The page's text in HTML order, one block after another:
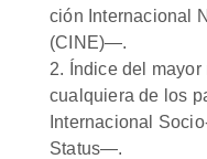
ción Internacional
(CINE)—.
2. Índice del
cualquiera de los
Internacional
Status—.